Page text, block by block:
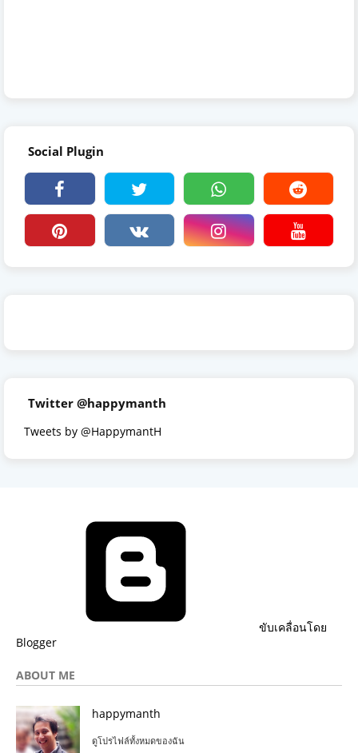
Social Plugin
Twitter @happymanth
Tweets by @HappymantH
ขับเคลื่อนโดย
Blogger
ABOUT ME
happymanth
ดูโปรไฟล์ทั้งหมดของฉัน